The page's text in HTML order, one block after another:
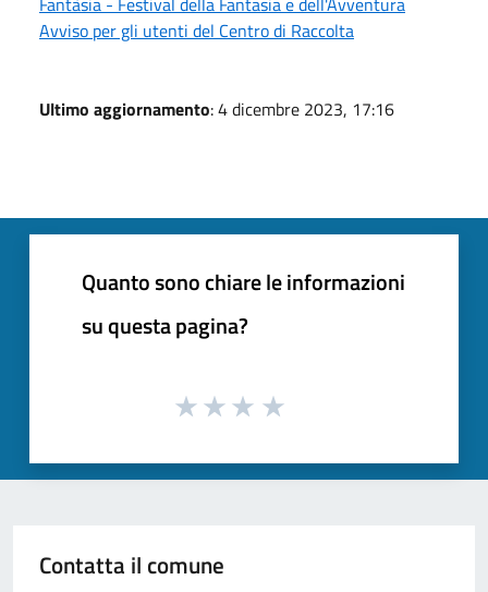
Avviso per gli utenti del Centro di Raccolta
Ultimo aggiornamento: 4 dicembre 2023, 17:16
Quanto sono chiare le informazioni
su questa pagina?
Contatta il comune